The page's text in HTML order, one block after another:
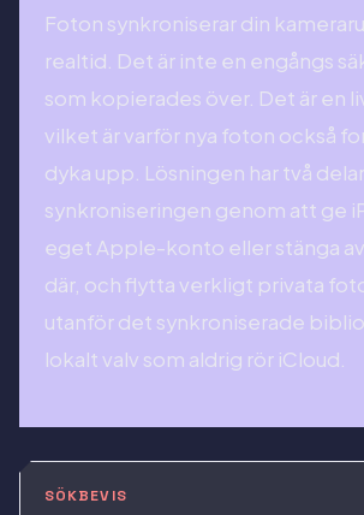
Foton synkroniserar din
realtid. Det är inte en engångs
som kopierades över. Det är en
vilket är varför nya foton också
dyka upp. Lösningen har två
synkroniseringen genom att ge
eget Apple-konto eller stänga
där, och flytta verkligt privata
utanför det synkroniserade
lokalt valv som aldrig rör iCloud.
SÖKBEVIS